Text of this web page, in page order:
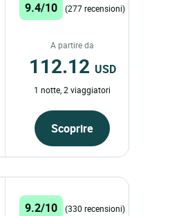
9.4/10 (277 recensioni)
A partire da
112.12 USD
1 notte, 2 viaggiatori
Scoprire
9.2/10 (330 recensioni)